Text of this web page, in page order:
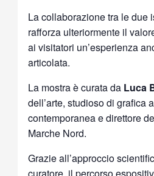
La collaborazione tra le due
rafforza ulteriormente il
ai visitatori un’esperienza
articolata.
La mostra è curata da Luca
dell’arte, studioso di grafica
contemporanea e direttore
Marche Nord.
Grazie all’approccio